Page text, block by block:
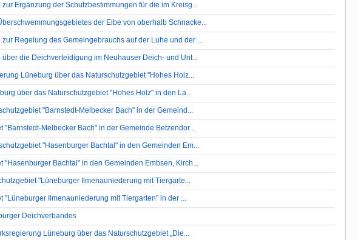
Ergänzung der Schutzbestimmungen für die im Kreisg...
der Elbe von oberhalb Schnacke...
Regelung des Gemeingebrauchs auf der Luhe und der ...
die Deichverteidigung im Neuhauser Deich- und Unt...
Lüneburg über das Naturschutzgebiet "Hohes Holz...
über das Naturschutzgebiet "Hohes Holz" in den La...
"Barnstedt-Melbecker Bach" in der Gemeind...
Melbecker Bach" in der Gemeinde Betzendor...
"Hasenburger Bachtal" in den Gemeinden Em...
"Hasenburger Bachtal" in den Gemeinden Embsen, Kirch...
"Lüneburger Ilmenauniederung mit Tiergarte...
"Lüneburger Ilmenauniederung mit Tiergarten" in der ...
Deichverbandes
Lüneburg über das Naturschutzgebiet „Die...